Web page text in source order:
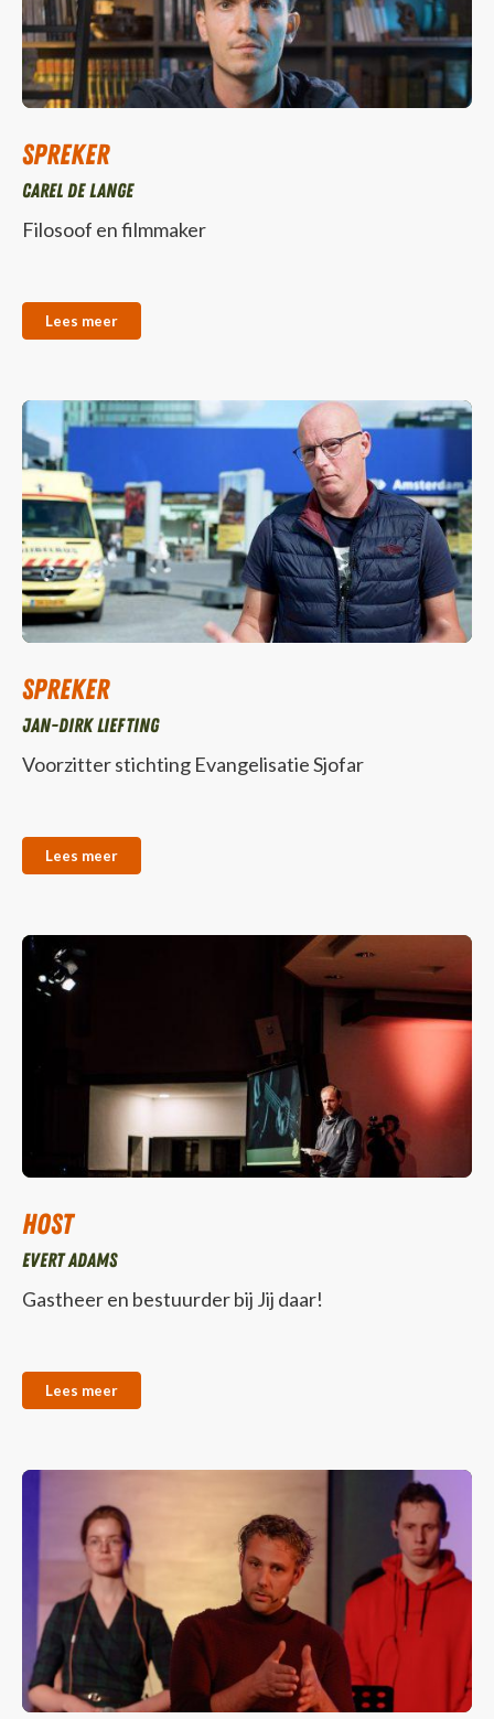
Spreker
Carel de Lange
Filosoof en filmmaker
Lees meer
Spreker
Jan-Dirk Liefting
Voorzitter stichting Evangelisatie Sjofar
Lees meer
Host
Evert Adams
Gastheer en bestuurder bij Jij daar!
Lees meer